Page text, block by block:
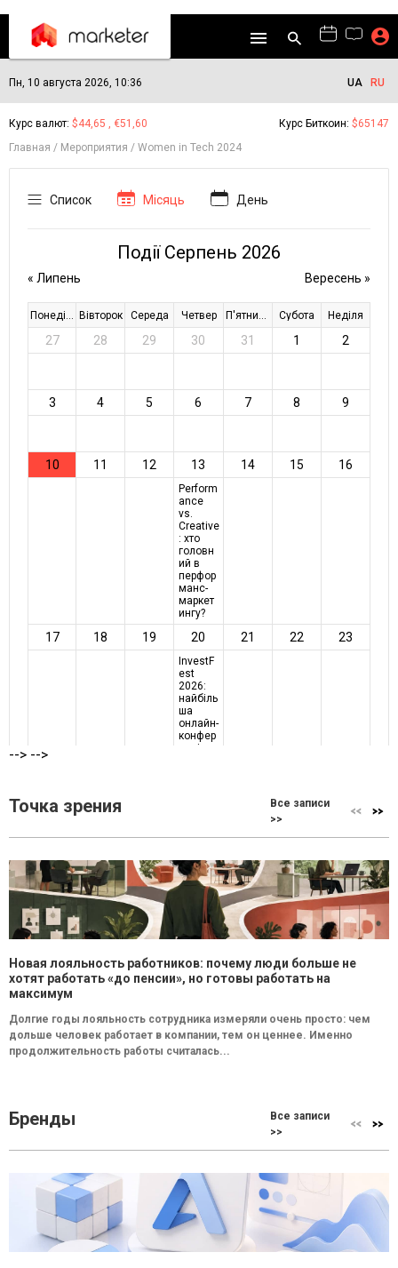
Пн, 10 августа 2026, 10:36 UA RU
Курс валют: $44,65 , €51,60 Курс Биткоин: $65147
Главная
Мероприятия Women in Tech 2024
--> -->
Точка зрения
Все записи
>>
Новая лояльность работников: почему люди больше не
хотят работать «до пенсии», но готовы работать на
максимум
Долгие годы лояльность сотрудника измеряли очень просто: чем
дольше человек работает в компании, тем он ценнее. Именно
продолжительность работы считалась...
Бренды
Все записи
>>